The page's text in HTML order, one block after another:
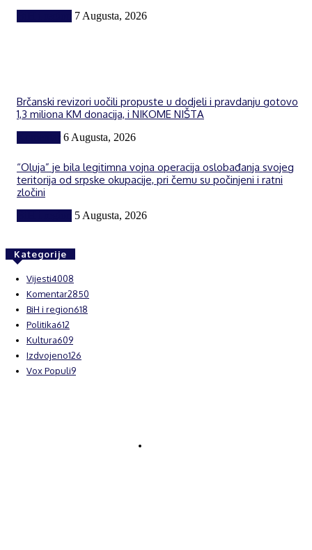
7 Augusta, 2026
Brčanski revizori uočili propuste u dodjeli i pravdanju gotovo
1,3 miliona KM donacija, i NIKOME NIŠTA
6 Augusta, 2026
“Oluja” je bila legitimna vojna operacija oslobađanja svojeg
teritorija od srpske okupacije, pri čemu su počinjeni i ratni
zločini
5 Augusta, 2026
Kategorije
Vijesti4008
Komentar2850
BiH i region618
Politika612
Kultura609
Izdvojeno126
Vox Populi9